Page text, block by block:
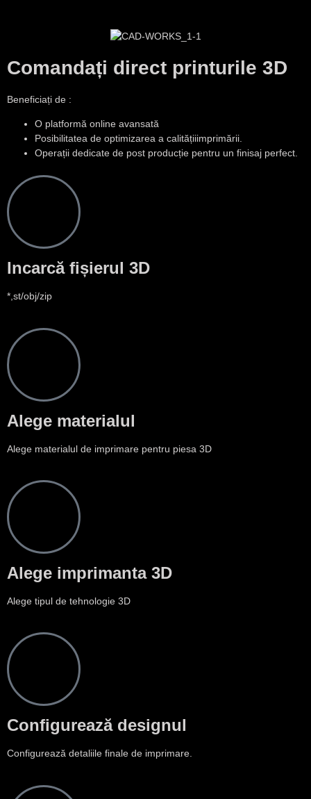
Comandați direct printurile 3D
Beneficiați de :
O platformă online avansată
Posibilitatea de optimizarea a calitățiiimprimării.
Operații dedicate de post producție pentru un finisaj perfect.
Incarcă fișierul 3D
*,st/obj/zip
Alege materialul
Alege materialul de imprimare pentru piesa 3D
Alege imprimanta 3D
Alege tipul de tehnologie 3D
Configurează designul
Configurează detaliile finale de imprimare.